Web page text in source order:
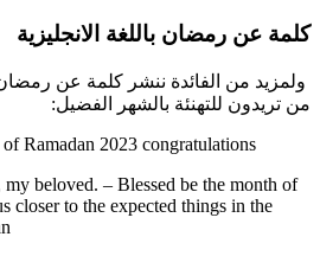
كلمة عن رمضان باللغة الانجليزية
ولمزيد من الفائدة ننشر كلمة عن رمضان
من تريدون للتهنئة بالشهر الفضيل:
Ramadan 2023 congratulations
beloved. – Blessed be the month of
closer to the expected things in the